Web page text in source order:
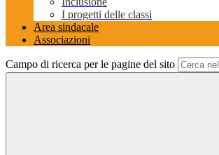
I progetti delle classi
Area sindacale
Associazioni
Campo di ricerca per le pagine del sito